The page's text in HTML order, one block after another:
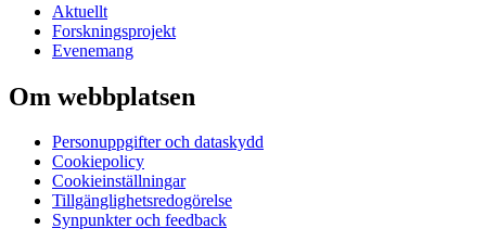
Aktuellt
Forskningsprojekt
Evenemang
Om webbplatsen
Personuppgifter och dataskydd
Cookiepolicy
Cookieinställningar
Tillgänglighetsredogörelse
Synpunkter och feedback